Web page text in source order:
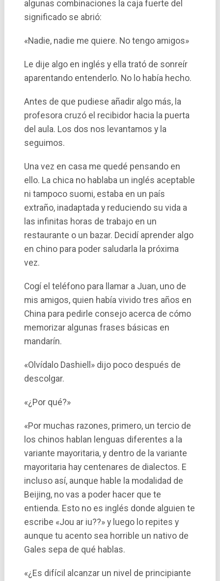
algunas combinaciones la caja fuerte del
significado se abrió:
«Nadie, nadie me quiere. No tengo amigos»
Le dije algo en inglés y ella trató de sonreí­r
aparentando entenderlo. No lo habí­a hecho.
Antes de que pudiese añadir algo más, la
profesora cruzó el recibidor hacia la puerta
del aula. Los dos nos levantamos y la
seguimos.
Una vez en casa me quedé pensando en
ello. La chica no hablaba un inglés aceptable
ni tampoco suomi, estaba en un paí­s
extraño, inadaptada y reduciendo su vida a
las infinitas horas de trabajo en un
restaurante o un bazar. Decidí­ aprender algo
en chino para poder saludarla la próxima
vez.
Cogí­ el teléfono para llamar a Juan, uno de
mis amigos, quien habí­a vivido tres años en
China para pedirle consejo acerca de cómo
memorizar algunas frases básicas en
mandarí­n.
«Olví­dalo Dashiell» dijo poco después de
descolgar.
«¿Por qué?»
«Por muchas razones, primero, un tercio de
los chinos hablan lenguas diferentes a la
variante mayoritaria, y dentro de la variante
mayoritaria hay centenares de dialectos. E
incluso así­, aunque hable la modalidad de
Beijing, no vas a poder hacer que te
entienda. Esto no es inglés donde alguien te
escribe «Jou ar iu??» y luego lo repites y
aunque tu acento sea horrible un nativo de
Gales sepa de qué hablas.
«¿Es difí­cil alcanzar un nivel de principiante